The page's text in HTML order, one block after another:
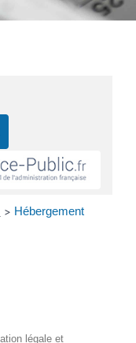
> Hébergement
légale et